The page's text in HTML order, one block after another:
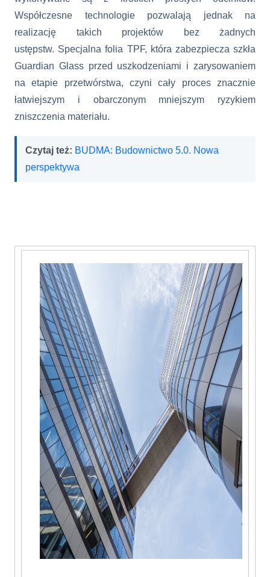
Współczesne technologie pozwalają jednak na
realizację takich projektów bez żadnych
ustępstw. Specjalna folia TPF, która zabezpiecza szkła
Guardian Glass przed uszkodzeniami i zarysowaniem
na etapie przetwórstwa, czyni cały proces znacznie
łatwiejszym i obarczonym mniejszym ryzykiem
zniszczenia materiału.
Czytaj też: BUDMA: Budownictwo 5.0. Nowa
perspektywa